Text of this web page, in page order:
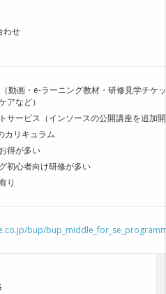
わせ
動画・e-ラーニング教材・研修見学チケ
アなど）
サービス（インソースの公開講座を追加
カリキュラム
得が多い
初心者向け研修が多い
り
bup/